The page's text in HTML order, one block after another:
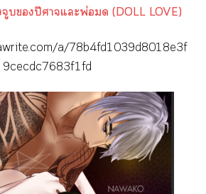
จูบปีศาจแะพ่อ (DOLL LOVE)
a/78b4fd1039d8018e3f
9cecdc7683f1fd